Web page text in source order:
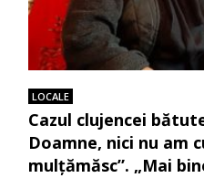
LOCALE
Cazul clujencei
Doamne, nici nu am
mulţămăsc”. „Mai